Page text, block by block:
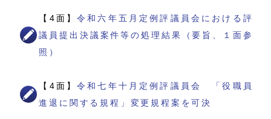
【4面】令和六年五月定例評議員会における評
議員提出決議案件等の処理結果（要旨、１面参
照）
【4面】令和七年十月定例評議員会 「役職員
進退に関する規程」変更規程案を可決